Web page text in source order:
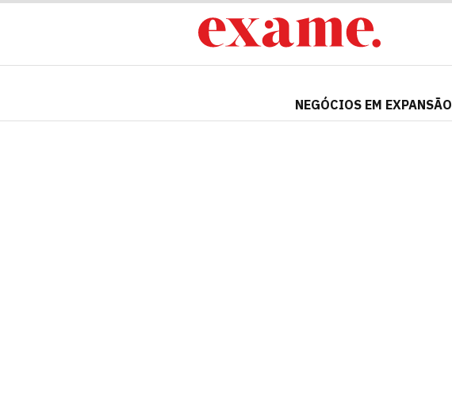
NEGÓCIOS EM EXPANSÃO